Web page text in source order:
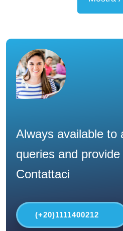
Always available to
queries and
Contattaci
(+20)1111400212